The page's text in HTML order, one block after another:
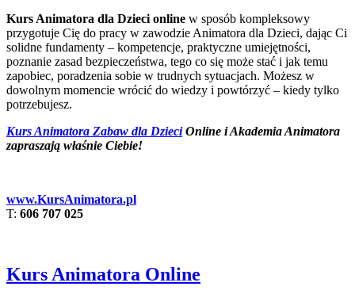
Kurs Animatora dla Dzieci online w sposób kompleksowy
przygotuje Cię do pracy w zawodzie Animatora dla Dzieci, dając Ci
solidne fundamenty – kompetencje, praktyczne umiejętności,
poznanie zasad bezpieczeństwa, tego co się może stać i jak temu
zapobiec, poradzenia sobie w trudnych sytuacjach. Możesz w
dowolnym momencie wrócić do wiedzy i powtórzyć – kiedy tylko
potrzebujesz.
Kurs Animatora Zabaw dla DzieciOnline i Akademia Animatora
zapraszają właśnie Ciebie!
www.KursAnimatora.pl
T: 606 707 025
Kurs Animatora Online